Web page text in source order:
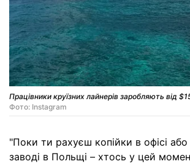
Працівники круїзних лайнерів заробляють від
Фото: Instagram
"Поки ти рахуєш копійки в офісі
заводі в Польщі – хтось у цей